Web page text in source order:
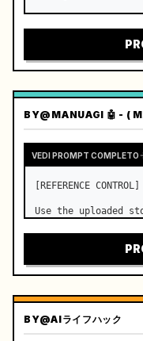
BY@MANUAGI 🤖 - (
VEDI PROMPT COMPLETO
[REFERENCE CONTROL]
Use the uploaded
design, costume
progression, and
BY@AIライフハック